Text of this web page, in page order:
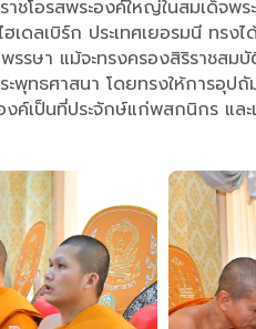
โอรสพระองค์ใหญ่ในสมเด็จ
บิร์ก ประเทศเยอรมนี ทรงไ
แม้จะทรงครองสิริราชสมบั
ทธศาสนา โดยทรงให้การอุป
เป็นที่ประจักษ์แก่พสกนิกร แล